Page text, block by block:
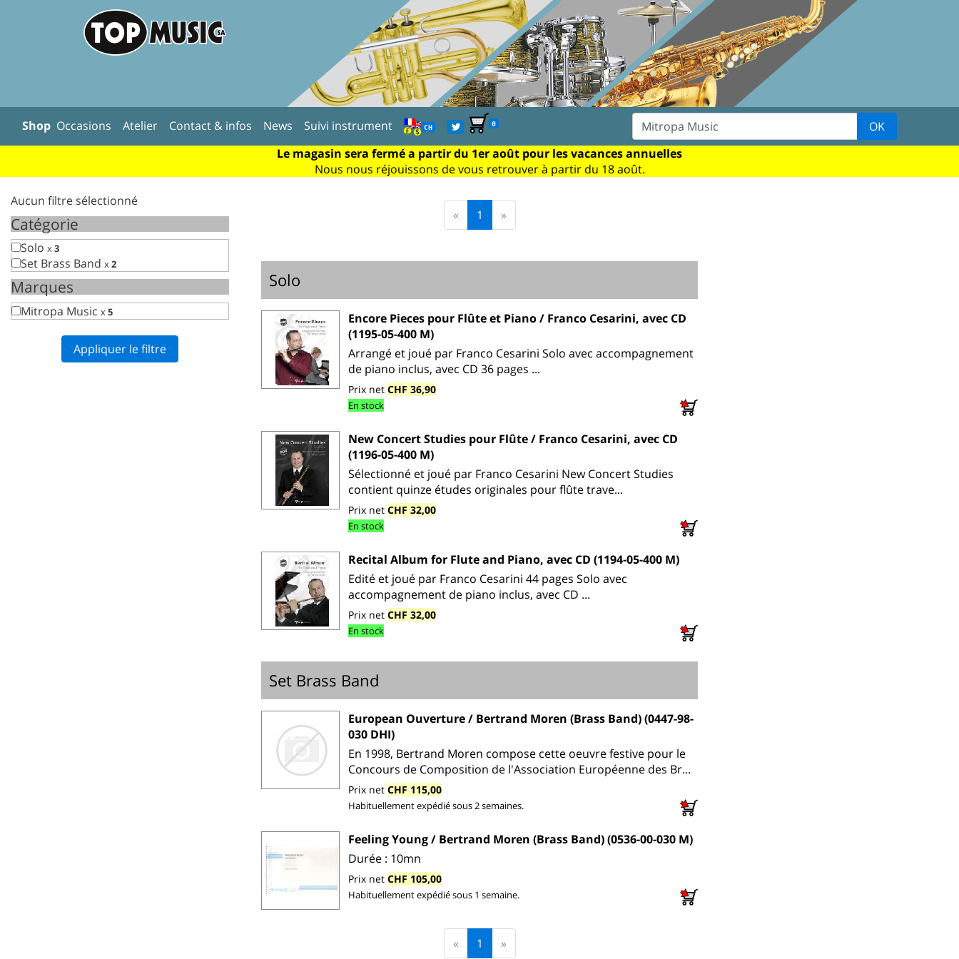
Shop Occasions Atelier Contact & infos News Suivi instrument CH 0
OK
Le magasin sera fermé a partir du 1er août pour les vacances annuelles
Nous nous réjouissons de vous retrouver à partir du 18 août.
Aucun filtre sélectionné
Catégorie
Solo x3
Set Brass Band x2
Marques
Mitropa Music x5
Appliquer le filtre
« 1 »
Solo
Encore Pieces pour Flûte et Piano / Franco Cesarini, avec CD
(1195-05-400 M)
Arrangé et joué par Franco Cesarini Solo avec accompagnement
de piano inclus, avec CD 36 pages ...
Prix net CHF 36,90
En stock
New Concert Studies pour Flûte / Franco Cesarini, avec CD
(1196-05-400 M)
Sélectionné et joué par Franco Cesarini New Concert Studies
contient quinze études originales pour flûte trave...
Prix net CHF 32,00
En stock
Recital Album for Flute and Piano, avec CD (1194-05-400 M)
Edité et joué par Franco Cesarini 44 pages Solo avec
accompagnement de piano inclus, avec CD ...
Prix net CHF 32,00
En stock
Set Brass Band
European Ouverture / Bertrand Moren (Brass Band) (0447-98-
030 DHI)
En 1998, Bertrand Moren compose cette oeuvre festive pour le
Concours de Composition de l'Association Européenne des Br...
Prix net CHF 115,00
Habituellement expédié sous 2 semaines.
Feeling Young / Bertrand Moren (Brass Band) (0536-00-030 M)
Durée : 10mn
Prix net CHF 105,00
Habituellement expédié sous 1 semaine.
« 1 »